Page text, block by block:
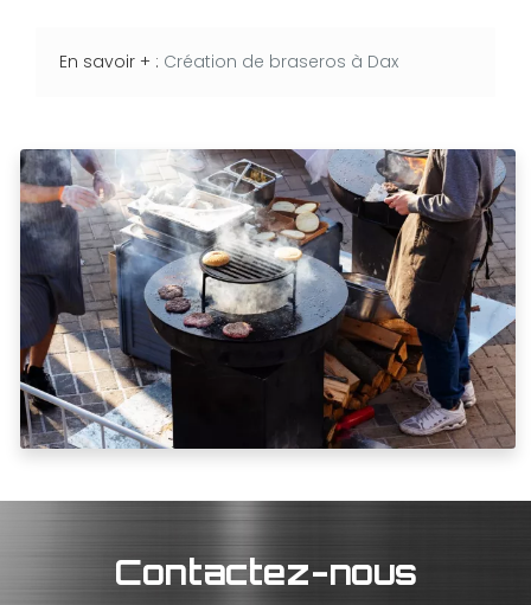
En savoir + : Création de braseros à Dax
Contactez-nous